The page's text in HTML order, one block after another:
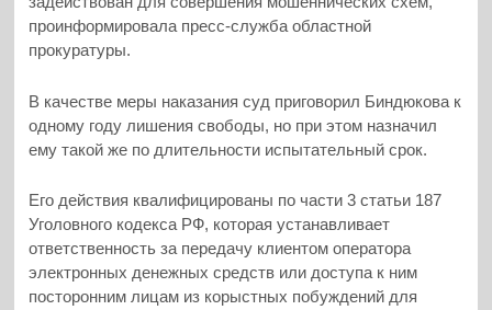
проинформировала пресс-служба областной
прокуратуры.
В качестве меры наказания суд приговорил Биндюкова к
одному году лишения свободы, но при этом назначил
ему такой же по длительности испытательный срок.
Его действия квалифицированы по части 3 статьи 187
Уголовного кодекса РФ, которая устанавливает
ответственность за передачу клиентом оператора
электронных денежных средств или доступа к ним
посторонним лицам из корыстных побуждений для